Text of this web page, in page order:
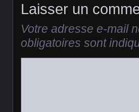
Laisser un
Votre adresse e-mail
obligatoires sont